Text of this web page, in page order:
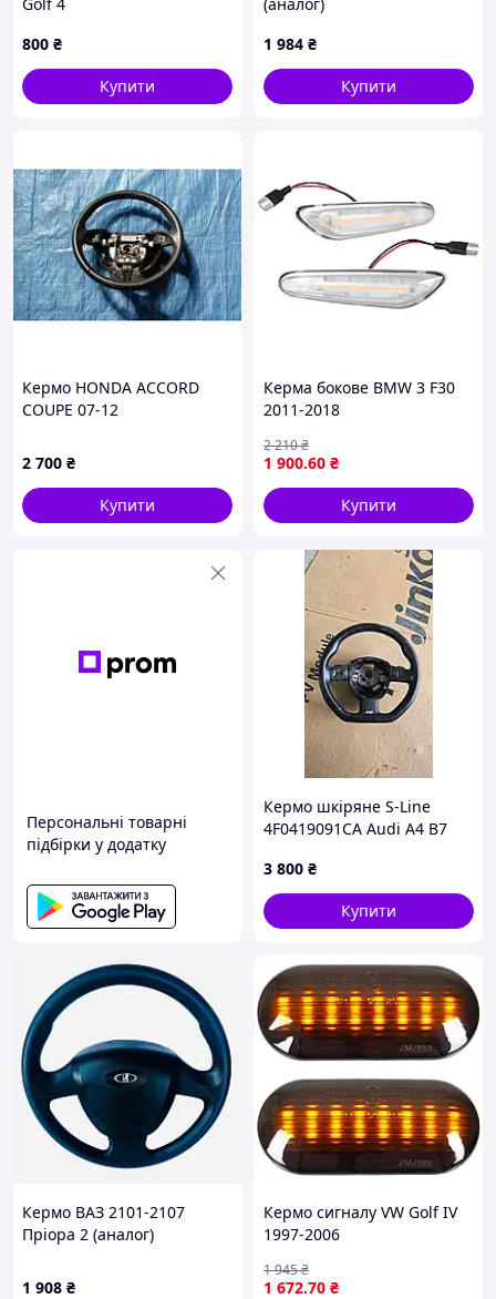
800 ₴
Купити
1 984 ₴
Купити
Кермо HONDA ACCORD
COUPE 07-12
2 700 ₴
Купити
Керма бокове BMW 3 F30
2011-2018
1 900.60 ₴
2 210₴
Купити
Персональні товарні
підбірки у додатку
Кермо шкіряне S-Line
4F0419091CA Audi A4 B7
3 800 ₴
Купити
Кермо ВАЗ 2101-2107
Пріора 2 (аналог)
1 908 ₴
Кермо сигналу VW Golf IV
1997-2006
1 672.70 ₴
1 945₴